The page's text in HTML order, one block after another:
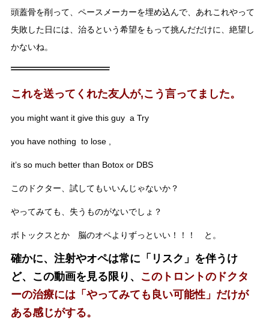
頭蓋骨を削って、ペースメーカーを埋め込んで、あれこれやって
失敗した日には、治るという希望をもって挑んだだけに、絶望し
かないね。
これを送ってくれた友人が,こう言ってました。
you might want it give this guy a Try
you have nothing to lose ,
it’s so much better than Botox or DBS
このドクター、試してもいいんじゃないか？
やってみても、失うものがないでしょ？
ボトックスとか 脳のオペよりずっといい！！！ と。
確かに、注射やオペは常に「リスク」を伴うけ
ど、この動画を見る限り、 このトロントのドクタ
ーの治療には「やってみても良い可能性」だけが
ある感じがする。